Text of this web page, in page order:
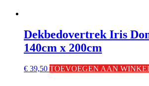
Dekbedovertrek Iris
140cm x 200cm
€ 39,50 TOEVOEGEN AAN